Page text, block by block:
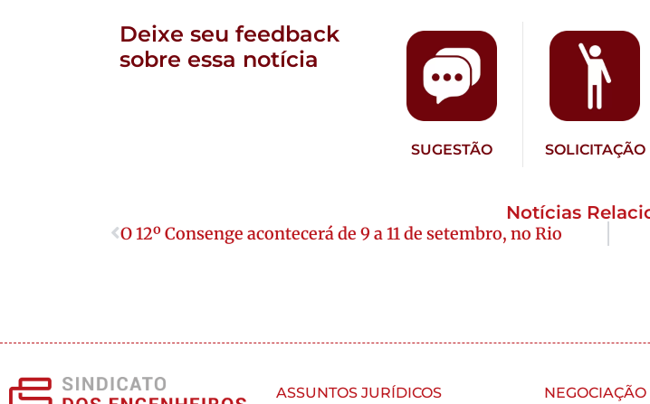
Deixe seu feedback
sobre essa notícia
SUGESTÃO SOLICITAÇÃO
Notícias
O 12º Consenge acontecerá de 9 a 11 de setembro, no Rio
ASSUNTOS JURÍDICOS
NEGOCIAÇÃO